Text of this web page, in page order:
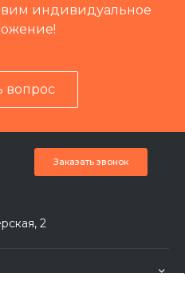
индивидуальное
вопрос
Заказать звонок
2